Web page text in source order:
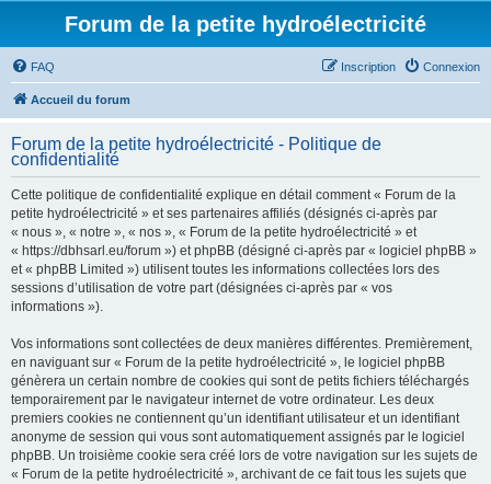
Forum de la petite hydroélectricité
FAQ Connexion
Inscription
Accueil du forum
Forum de la petite hydroélectricité - Politique de
confidentialité
Cette politique de confidentialité explique en détail comment « Forum de la
petite hydroélectricité » et ses partenaires affiliés (désignés ci-après par
« nous », « notre », « nos », « Forum de la petite hydroélectricité » et
« https://dbhsarl.eu/forum ») et phpBB (désigné ci-après par « logiciel phpBB »
et « phpBB Limited ») utilisent toutes les informations collectées lors des
sessions d’utilisation de votre part (désignées ci-après par « vos
informations »).
Vos informations sont collectées de deux manières différentes. Premièrement,
en naviguant sur « Forum de la petite hydroélectricité », le logiciel phpBB
génèrera un certain nombre de cookies qui sont de petits fichiers téléchargés
temporairement par le navigateur internet de votre ordinateur. Les deux
premiers cookies ne contiennent qu’un identifiant utilisateur et un identifiant
anonyme de session qui vous sont automatiquement assignés par le logiciel
phpBB. Un troisième cookie sera créé lors de votre navigation sur les sujets de
« Forum de la petite hydroélectricité », archivant de ce fait tous les sujets que